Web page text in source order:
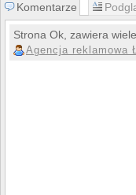
Komentarze
Strona Ok, zawiera
Agencja reklamowa